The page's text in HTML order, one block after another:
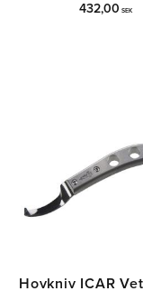
432,00 SEK
Hovkniv ICAR